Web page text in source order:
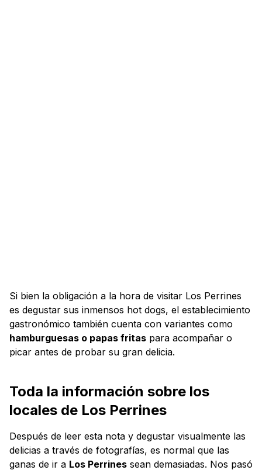
Si bien la obligación a la hora de visitar Los Perrines
es degustar sus inmensos hot dogs, el establecimiento
gastronómico también cuenta con variantes como
hamburguesas o papas fritas para acompañar o
picar antes de probar su gran delicia.
Toda la información sobre los
locales de Los Perrines
Después de leer esta nota y degustar visualmente las
delicias a través de fotografías, es normal que las
ganas de ir a Los Perrines sean demasiadas. Nos pasó